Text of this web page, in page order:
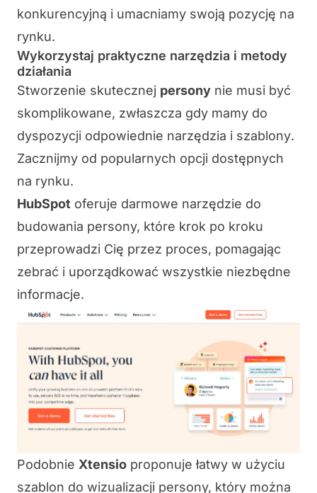
konkurencyjną i umacniamy swoją pozycję na
rynku.
Wykorzystaj praktyczne narzędzia i metody
działania
Stworzenie skutecznej persony nie musi być
skomplikowane, zwłaszcza gdy mamy do
dyspozycji odpowiednie narzędzia i szablony.
Zacznijmy od popularnych opcji dostępnych
na rynku.
HubSpot oferuje darmowe narzędzie do
budowania persony, które krok po kroku
przeprowadzi Cię przez proces, pomagając
zebrać i uporządkować wszystkie niezbędne
informacje.
Podobnie Xtensio proponuje łatwy w użyciu
szablon do wizualizacji persony, który można